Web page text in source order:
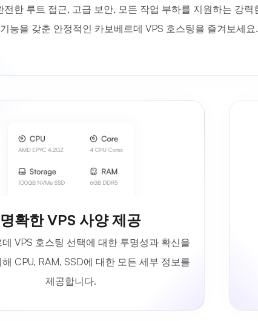
전한 루트 접근, 고급 보안, 모든 작업 부하를 지원하는 강력
기능을 갖춘 안정적인 카보베르데 VPS 호스팅을 즐겨보세요.
명확한 VPS 사양 제공
VPS 호스팅 선택에 대한 투명성과 확신을
CPU, RAM, SSD에 대한 모든 세부 정보를
제공합니다.